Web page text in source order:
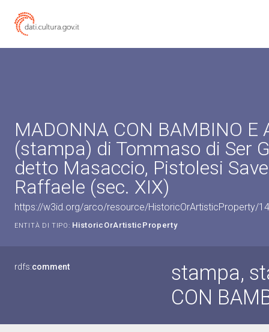
MADONNA CON BAMBINO E
(stampa) di Tommaso di Ser
detto Masaccio, Pistolesi
Raffaele (sec. XIX)
https://w3id.org/arco/resource/HistoricOrArtisticProperty/
ENTITÀ DI TIPO: HistoricOrArtisticProperty
rdfs:comment
stampa,
CON